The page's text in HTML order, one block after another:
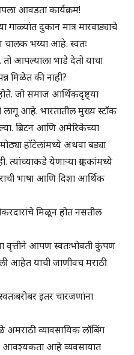
आवडता कार्यक्रम!
दुकान मात्र मारवाड्याचे
चालक भय्या आहे. स्वतः
आपल्याला भाडे देतो याचा
मिळेत की नाही?
जो समाज आर्थिकदृष्ट्या
लागू आहे. भारतातील मुख्य स्टॉक
ब्रिटन आणि अमेरिकेच्या
हॉटेलांमध्ये अथवा बड्या
त्यांच्याकडे येणाऱ्या ग्राहकांमध्ये
भाषा आणि दिशा आर्थिक
मिळून होत नसतील
वृत्तीने आपण स्वतःभोवती कुंपण
आहेत याची जाणीवच मराठी
इतर चारजणांना
व्यावसायिक लॉबिंग
आवश्यकता आहे व्यवसायात